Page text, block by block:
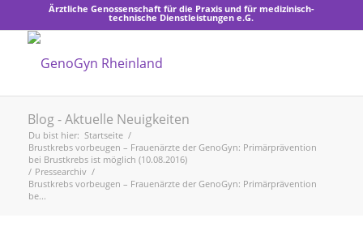
Ärztliche Genossenschaft für die Praxis und für medizinisch-
technische Dienstleistungen e.G.
Blog - Aktuelle Neuigkeiten
Du bist hier: Startseite /
Brustkrebs vorbeugen – Frauenärzte der GenoGyn: Primärprävention
bei Brustkrebs ist möglich (10.08.2016)
/ Pressearchiv /
Brustkrebs vorbeugen – Frauenärzte der GenoGyn: Primärprävention
be...